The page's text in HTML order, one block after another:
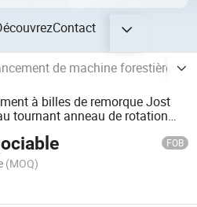
Contact
de machine forestière
à billes de remorque Jost
tournant anneau de rotation
FOB
(MOQ)